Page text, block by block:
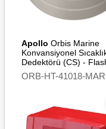
Apollo Orbis Marine
Konvansiyonel
Dedektörü (CS) -
Led
ORB-HT-41018-MAR